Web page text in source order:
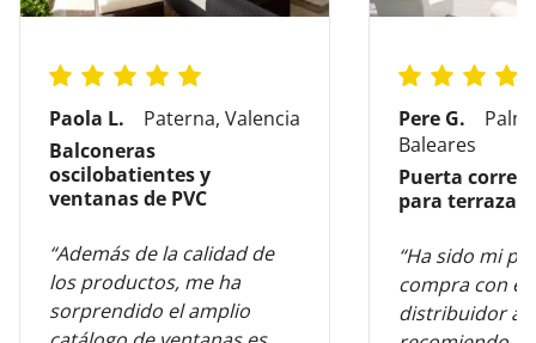
Paola L.
Paterna, Valencia
Balconeras
oscilobatientes y
ventanas de PVC
“Además de la calidad de
los productos, me ha
sorprendido el amplio
Pere G.
Baleares
Puerta
para terraza
“Ha sido mi
compra con
distribuidor